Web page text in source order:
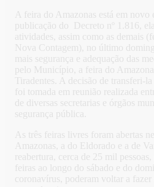
A feira do Amazonas está em novo
publicação do Decreto nº 1.816,
atividades, assim como as demais
Nova Contagem), no último
mais segurança e adequação das
pelo Município, a feira do
Tiradentes. A decisão de transferi-
foi tomada em reunião realizada
de diversas secretarias e órgãos
segurança pública.
As três feiras livres foram abertas
Amazonas, a do Eldorado e a de
reabertura, cerca de 25 mil
feiras ao longo do sábado e do
coronavírus, poderam voltar a